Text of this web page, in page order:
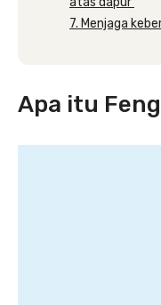
7. Menjaga
Apa itu